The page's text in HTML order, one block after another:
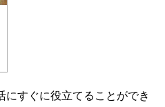
すぐに役立てることができ